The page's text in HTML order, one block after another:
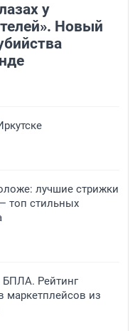
у
Новый
лучшие стрижки
топ стильных
БПЛА. Рейтинг
маркетплейсов из